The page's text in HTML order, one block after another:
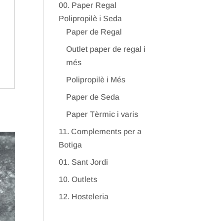
00. Paper Regal
Polipropilè i Seda
Paper de Regal
Outlet paper de regal i
més
Polipropilè i Més
Paper de Seda
Paper Tèrmic i varis
11. Complements per a
Botiga
01. Sant Jordi
10. Outlets
12. Hosteleria